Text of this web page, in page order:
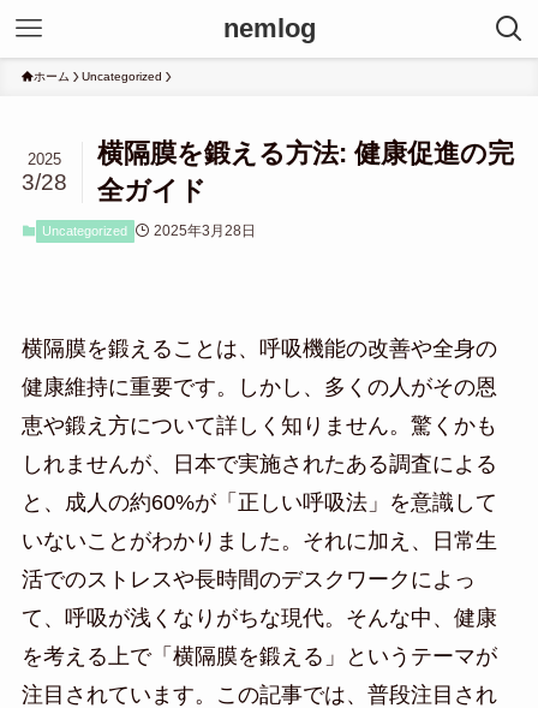
nemlog
ホーム Uncategorized
横隔膜を鍛える方法: 健康促進の完
全ガイド
2025
3/28
Uncategorized 2025年3月28日
横隔膜を鍛えることは、呼吸機能の改善や全身の
健康維持に重要です。しかし、多くの人がその恩
恵や鍛え方について詳しく知りません。驚くかも
しれませんが、日本で実施されたある調査による
と、成人の約60%が「正しい呼吸法」を意識して
いないことがわかりました。それに加え、日常生
活でのストレスや長時間のデスクワークによっ
て、呼吸が浅くなりがちな現代。そんな中、健康
を考える上で「横隔膜を鍛える」というテーマが
注目されています。この記事では、普段注目され